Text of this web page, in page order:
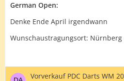
German Open:
Denke Ende April irgendwann
Wunschaustragungsort:
Vorverkauf PDC Darts WM